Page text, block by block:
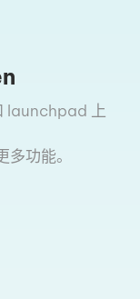
launchpad 上
功能。